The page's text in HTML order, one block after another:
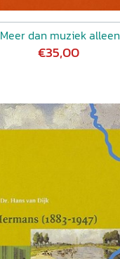
Meer dan muziek alleen
€35,00